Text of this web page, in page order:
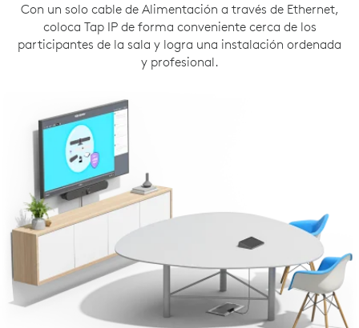
Con un solo cable de Alimentación a través de Ethernet,
coloca Tap IP de forma conveniente cerca de los
participantes de la sala y logra una instalación ordenada
y profesional.